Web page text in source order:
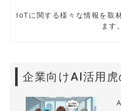
IoTに関する様々な情報を取
ます。
企業向けAI活用虎